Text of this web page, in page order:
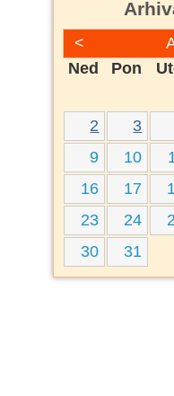
<
Ned
Pon
2
3
9
10
16
17
23
24
30
31